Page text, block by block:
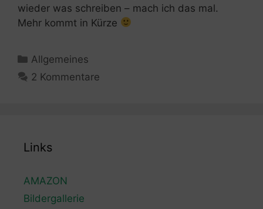
wieder was schreiben – mach ich das mal.
Mehr kommt in Kürze
Kategorien
Allgemeines
2 Kommentare
Links
AMAZON
Bildergallerie